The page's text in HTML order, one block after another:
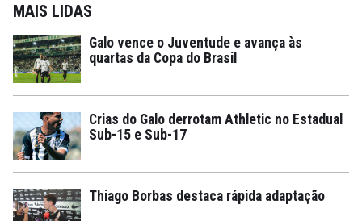
MAIS LIDAS
Galo vence o Juventude e avança às
quartas da Copa do Brasil
Crias do Galo derrotam Athletic no Estadual
Sub-15 e Sub-17
Thiago Borbas destaca rápida adaptação